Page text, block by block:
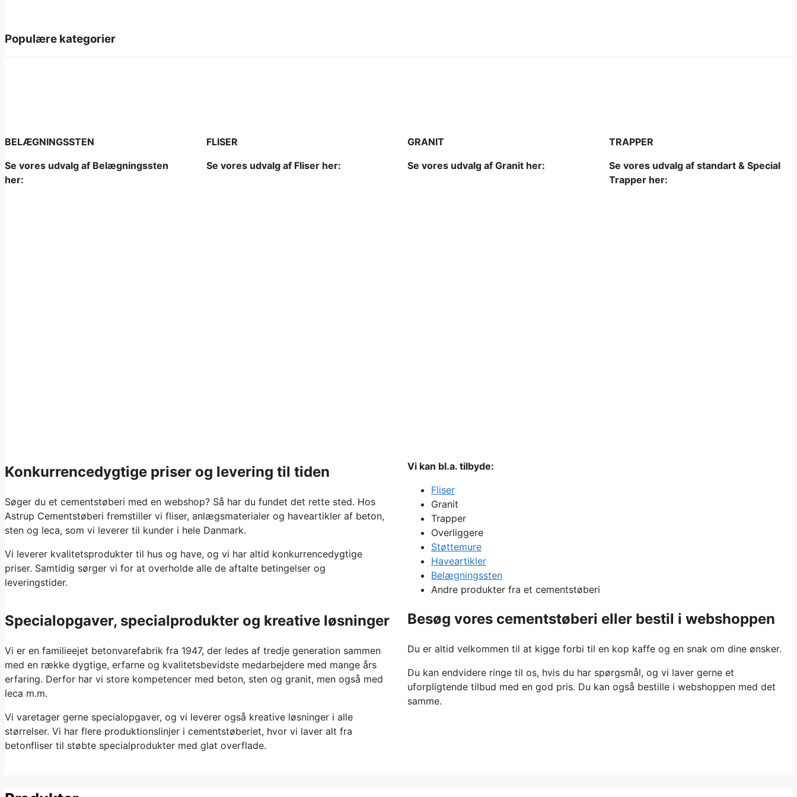
Populære kategorier
BELÆGNINGSSTEN
Se vores udvalg af Belægningssten
her:
FLISER
Se vores udvalg af Fliser her:
GRANIT
Se vores udvalg af Granit her:
TRAPPER
Se vores udvalg af standart & Special
Trapper her:
Konkurrencedygtige priser og levering til tiden
Søger du et cementstøberi med en webshop? Så har du fundet det rette sted. Hos
Astrup Cementstøberi fremstiller vi fliser, anlægsmaterialer og haveartikler af beton,
sten og leca, som vi leverer til kunder i hele Danmark.
Vi leverer kvalitetsprodukter til hus og have, og vi har altid konkurrencedygtige
priser. Samtidig sørger vi for at overholde alle de aftalte betingelser og
leveringstider.
Specialopgaver, specialprodukter og kreative løsninger
Vi er en familieejet betonvarefabrik fra 1947, der ledes af tredje generation sammen
med en række dygtige, erfarne og kvalitetsbevidste medarbejdere med mange års
erfaring. Derfor har vi store kompetencer med beton, sten og granit, men også med
leca m.m.
Vi varetager gerne specialopgaver, og vi leverer også kreative løsninger i alle
størrelser. Vi har flere produktionslinjer i cementstøberiet, hvor vi laver alt fra
betonfliser til støbte specialprodukter med glat overflade.
Vi kan bl.a. tilbyde:
Fliser
Granit
Trapper
Overliggere
Støttemure
Haveartikler
Belægningssten
Andre produkter fra et cementstøberi
Besøg vores cementstøberi eller bestil i webshoppen
Du er altid velkommen til at kigge forbi til en kop kaffe og en snak om dine ønsker.
Du kan endvidere ringe til os, hvis du har spørgsmål, og vi laver gerne et
uforpligtende tilbud med en god pris. Du kan også bestille i webshoppen med det
samme.